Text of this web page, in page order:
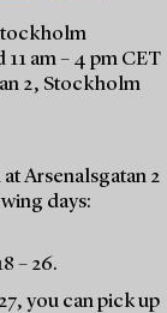
am – 4 pm CET
2, Stockholm
Arsenalsgatan 2
days:
– 26.
you can pick up